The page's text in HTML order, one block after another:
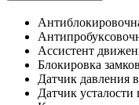
Ассистент
Блокировка
Датчик давления
Датчик усталости